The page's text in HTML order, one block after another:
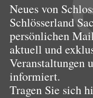
Neues von
Schlösserland
persönlichen
aktuell und
Veranstaltungen
informiert.
Tragen Sie sich